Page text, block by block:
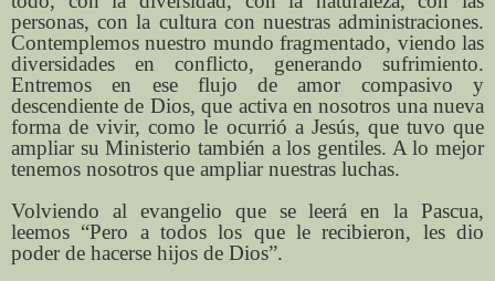
personas, con la cultura con nuestras administraciones.
Contemplemos nuestro mundo fragmentado, viendo las
diversidades en conflicto, generando sufrimiento.
Entremos en ese flujo de amor compasivo y
descendiente de Dios, que activa en nosotros una nueva
forma de vivir, como le ocurrió a Jesús, que tuvo que
ampliar su Ministerio también a los gentiles. A lo mejor
tenemos nosotros que ampliar nuestras luchas.
Volviendo al evangelio que se leerá en la Pascua,
leemos “Pero a todos los que le recibieron, les dio
poder de hacerse hijos de Dios”.